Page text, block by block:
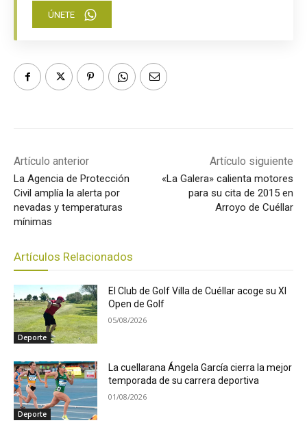
ÚNETE
Artículo anterior
La Agencia de Protección
Civil amplía la alerta por
nevadas y temperaturas
mínimas
Artículo siguiente
«La Galera» calienta motores
para su cita de 2015 en
Arroyo de Cuéllar
Artículos Relacionados
Deporte
El Club de Golf Villa de Cuéllar acoge su XI
Open de Golf
05/08/2026
Deporte
La cuellarana Ángela García cierra la mejor
temporada de su carrera deportiva
01/08/2026